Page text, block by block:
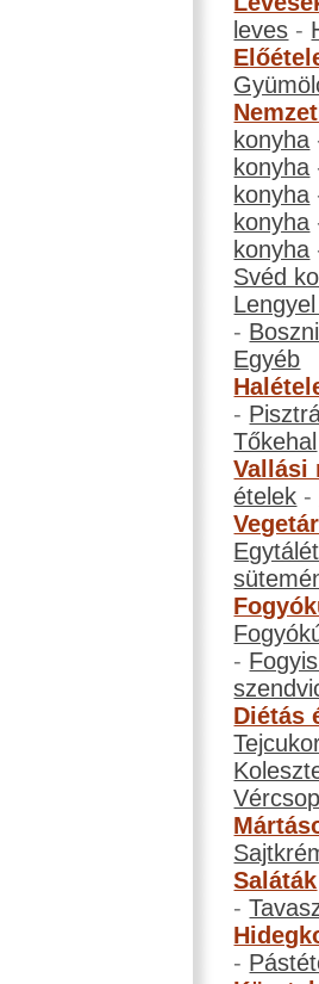
leves -
konyha
konyha
konyha
konyha
konyha
Svéd
-
Egyéb
-
Tőkehal
Vallási
ételek -
-
Diétás
Saláták
-
-